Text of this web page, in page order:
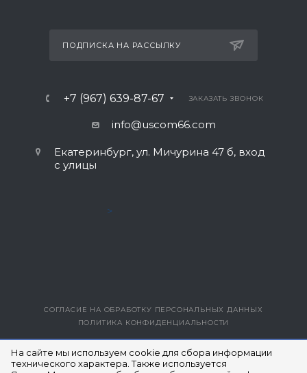
На сайте мы используем cookie для сбора информации
технического характера. Также используется
ПОДПИСКА НА РАССЫЛКУ
+7 (967) 639-87-67 ЗАКАЗАТЬ ЗВОНОК
info@uscom66.com
Екатеринбург, ул. Мичурина 47 б, вход
с улицы
>
ВЕРСИЯ ДЛЯ ПЕЧАТИ
СОГЛАСИЕ НА ОБРАБОТКУ ПЕРСОНАЛЬНЫХ ДАННЫХ
ПОЛИТИКА КОНФИДЕНЦИАЛЬНОСТИ